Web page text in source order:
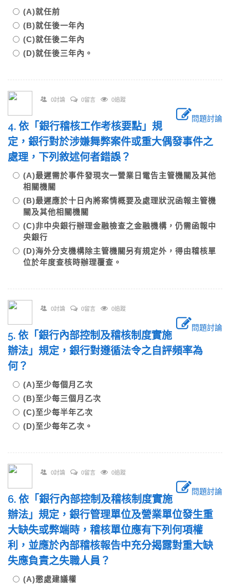
(A)就任前
(B)就任後一年內
(C)就任後二年內
(D)就任後三年內。
0討論 0留言 0追蹤
問題討論
4. 依「銀行稽核工作考核要點」規
定，銀行對於涉嫌舞弊案件或重大偶發事件之
處理，下列敘述何者錯誤？
(A)最遲需於事件發現次一營業日電告主管機關及其他
相關機關
(B)最遲應於十日內將案情概要及處理狀況函報主管機
關及其他相關機關
(C)非中央銀行辦理金融檢查之金融機構，仍需函報中
央銀行
(D)海外分支機構除主管機關另有規定外，得由稽核單
位於年度查核時辦理覆查。
0討論 0留言 0追蹤
問題討論
5. 依「銀行內部控制及稽核制度實施
辦法」規定，銀行對遵循法令之自評頻率為
何？
(A)至少每個月乙次
(B)至少每三個月乙次
(C)至少每半年乙次
(D)至少每年乙次。
0討論 0留言 0追蹤
問題討論
6. 依「銀行內部控制及稽核制度實施
辦法」規定，銀行管理單位及營業單位發生重
大缺失或弊端時，稽核單位應有下列何項權
利，並應於內部稽核報告中充分揭露對重大缺
失應負責之失職人員？
(A)懲處建議權